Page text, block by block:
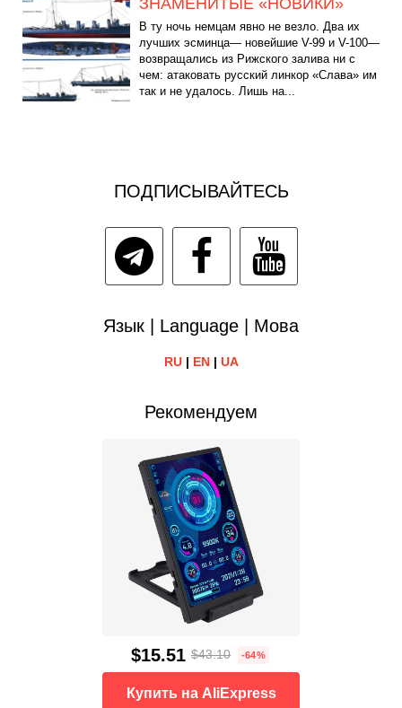
ЗНАМЕНИТЫЕ «НОВИКИ»
В ту ночь немцам явно не везло. Два их
лучших эсминца— новейшие V-99 и V-100—
возвращались из Рижского залива ни с
чем: атаковать русский линкор «Слава» им
так и не удалось. Лишь на...
ПОДПИСЫВАЙТЕСЬ
Язык | Language | Мова
RU| EN| UA
Рекомендуем
$15.51 $43.10 -64%
Купить на AliExpress